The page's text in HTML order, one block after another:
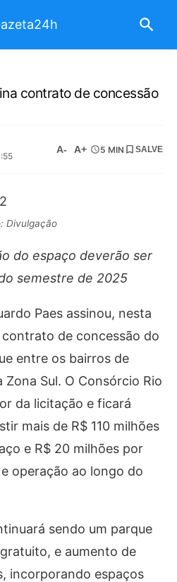
contrato de concessão
A- A+ 5 MIN SALVE
Divulgação
do espaço deverão ser
semestre de 2025
Paes assinou, nesta
de concessão do
entre os bairros de
Zona Sul. O Consórcio Rio
da licitação e ficará
mais de R$ 110 milhões
e R$ 20 milhões por
operação ao longo do
sendo um parque
e aumento de
incorporando espaços